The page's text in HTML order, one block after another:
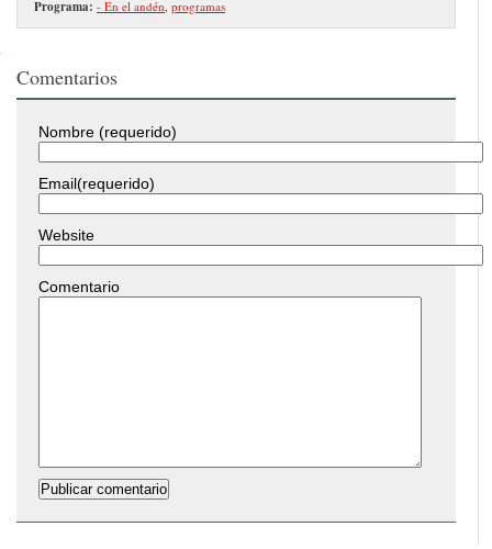
Programa: - En el andén, programas
Comentarios
Nombre (requerido)
Email(requerido)
Website
Comentario